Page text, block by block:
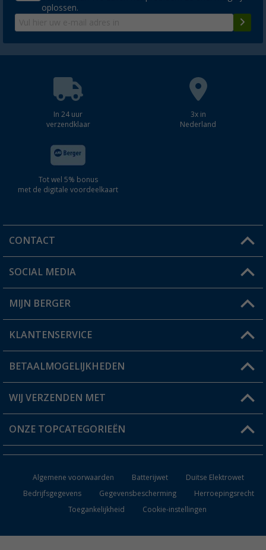
oplossen.
In 24 uur
verzendklaar
3x in
Nederland
Tot wel 5% bonus
met de digitale voordeelkaart
CONTACT
Een vraag?
Winkel vinden
SOCIAL MEDIA
MIJN BERGER
Mijn account
Status bestelling
Verlanglijstje
KLANTENSERVICE
FAQ & Contact
Verzendinformatie
Catalogus
BETAALMOGELIJKHEDEN
WIJ VERZENDEN MET
ONZE TOPCATEGORIEËN
Keukenaccessoires
Campingmeubilair
Campingtoiletten
Algemene voorwaarden Batterijwet
Duitse Elektrowet
Bedrijfsgegevens
Gegevensbescherming
Herroepingsrecht
Toegankelijkheid
Cookie-instellingen